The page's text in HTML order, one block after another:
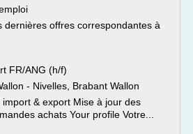
dernières offres correspondantes à
FR/ANG (h/f)
- Nivelles, Brabant Wallon
& export Mise à jour des
achats Your profile Votre...